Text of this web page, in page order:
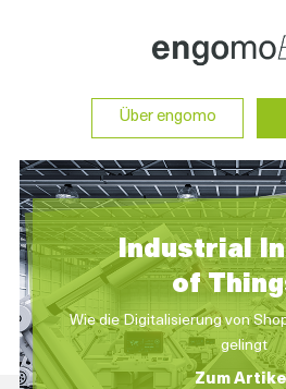
Über engomo
Industrial I
of
Wie die Digitalisierung von
gelingt
Zum